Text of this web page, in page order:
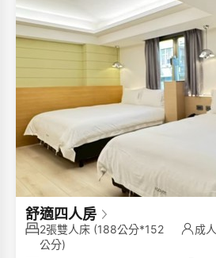
舒適四人房
2張雙人床 (188公分*152
公分)
成